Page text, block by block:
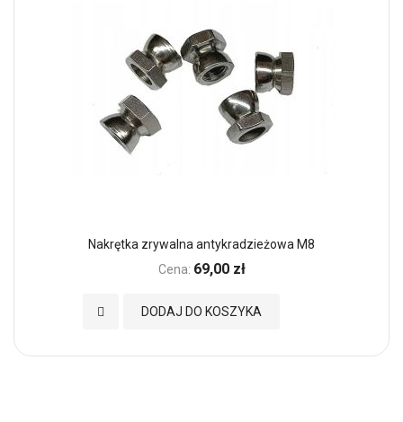
Nakrętka zrywalna antykradzieżowa M8
Cena: 69,00 zł
DODAJ DO KOSZYKA
Dodaj do Ulubionych